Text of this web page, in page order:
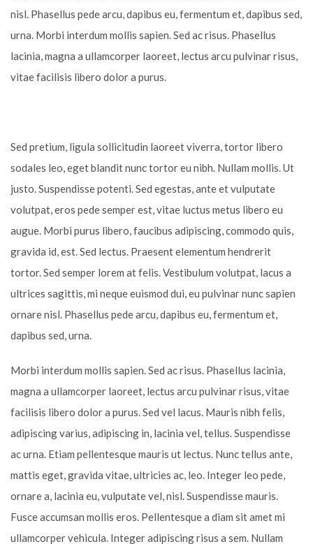
nisl. Phasellus pede arcu, dapibus eu, fermentum et, dapibus sed,
urna. Morbi interdum mollis sapien. Sed ac risus. Phasellus
lacinia, magna a ullamcorper laoreet, lectus arcu pulvinar risus,
vitae facilisis libero dolor a purus.
Sed pretium, ligula sollicitudin laoreet viverra, tortor libero
sodales leo, eget blandit nunc tortor eu nibh. Nullam mollis. Ut
justo. Suspendisse potenti. Sed egestas, ante et vulputate
volutpat, eros pede semper est, vitae luctus metus libero eu
augue. Morbi purus libero, faucibus adipiscing, commodo quis,
gravida id, est. Sed lectus. Praesent elementum hendrerit
tortor. Sed semper lorem at felis. Vestibulum volutpat, lacus a
ultrices sagittis, mi neque euismod dui, eu pulvinar nunc sapien
ornare nisl. Phasellus pede arcu, dapibus eu, fermentum et,
dapibus sed, urna.
Morbi interdum mollis sapien. Sed ac risus. Phasellus lacinia,
magna a ullamcorper laoreet, lectus arcu pulvinar risus, vitae
facilisis libero dolor a purus. Sed vel lacus. Mauris nibh felis,
adipiscing varius, adipiscing in, lacinia vel, tellus. Suspendisse
ac urna. Etiam pellentesque mauris ut lectus. Nunc tellus ante,
mattis eget, gravida vitae, ultricies ac, leo. Integer leo pede,
ornare a, lacinia eu, vulputate vel, nisl. Suspendisse mauris.
Fusce accumsan mollis eros. Pellentesque a diam sit amet mi
ullamcorper vehicula. Integer adipiscing risus a sem. Nullam